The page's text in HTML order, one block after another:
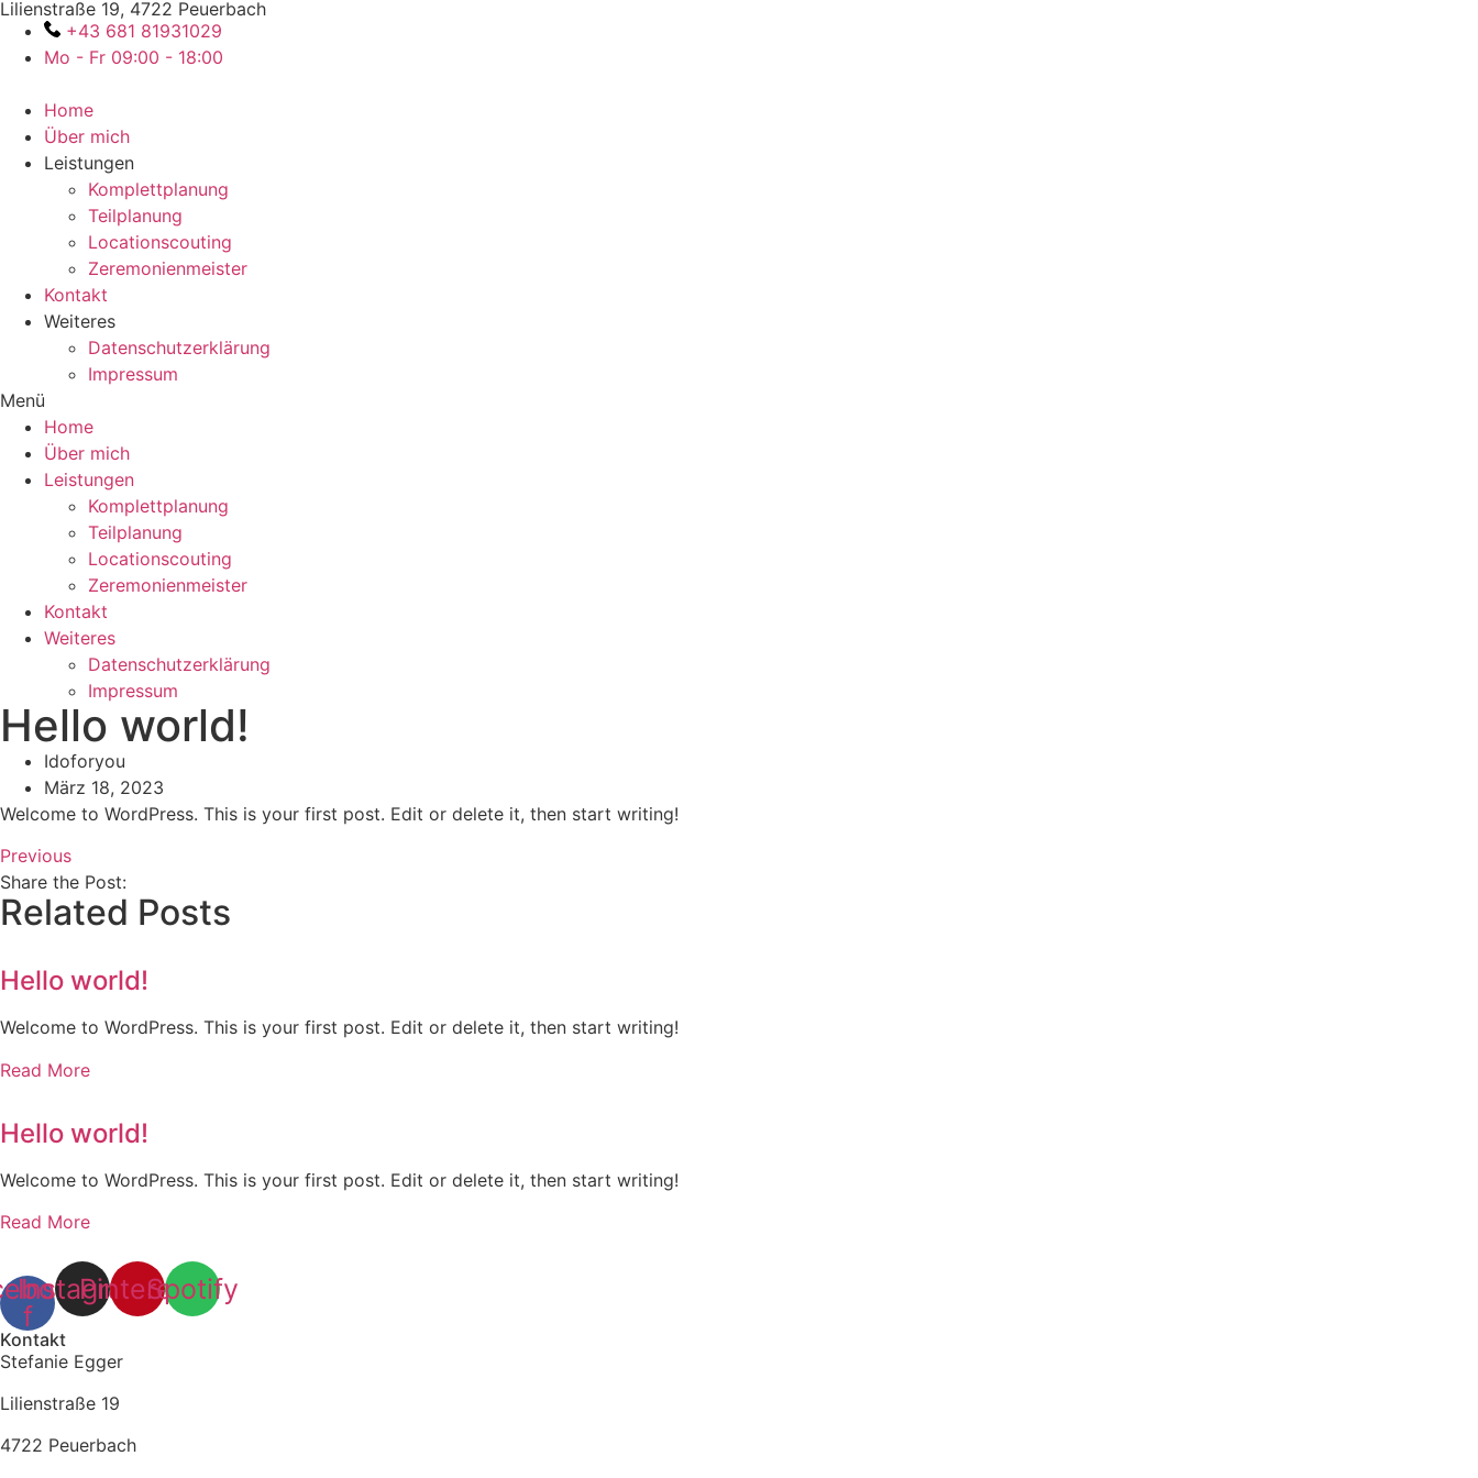
Zum
Inhalt
wechseln
Lilienstraße 19, 4722 Peuerbach
+43 681 81931029
Mo - Fr 09:00 - 18:00
Home
Über mich
Leistungen
Komplettplanung
Teilplanung
Locationscouting
Zeremonienmeister
Kontakt
Weiteres
Datenschutzerklärung
Impressum
Menü
Home
Über mich
Leistungen
Komplettplanung
Teilplanung
Locationscouting
Zeremonienmeister
Kontakt
Weiteres
Datenschutzerklärung
Impressum
Hello world!
Idoforyou
März 18, 2023
Welcome to WordPress. This is your first post. Edit or delete it, then start writing!
Previous
Share the Post:
Related Posts
Hello world!
Welcome to WordPress. This is your first post. Edit or delete it, then start writing!
Read More
Hello world!
Welcome to WordPress. This is your first post. Edit or delete it, then start writing!
Read More
f
Instagram
Pinterest
Spotify
Kontakt
Stefanie Egger
Lilienstraße 19
4722 Peuerbach